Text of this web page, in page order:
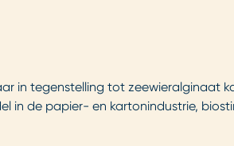
in tegenstelling tot zeewieralginaat
in de papier- en kartonindustrie,